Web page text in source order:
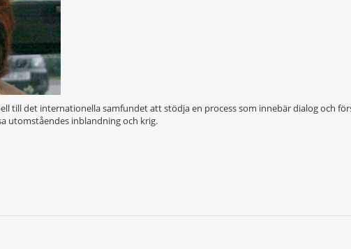
till det internationella samfundet att stödja en process som innebär dialog och
utomståendes inblandning och krig.